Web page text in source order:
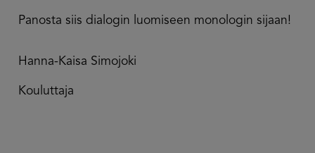
Panosta siis dialogin luomiseen monologin sijaan!
Hanna-Kaisa Simojoki
Kouluttaja